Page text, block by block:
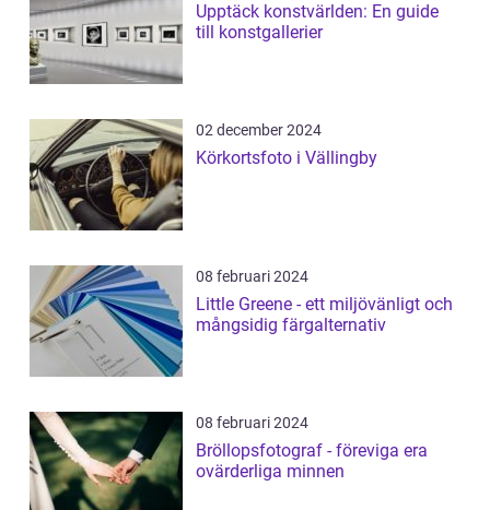
Upptäck konstvärlden: En guide
till konstgallerier
02 december 2024
Körkortsfoto i Vällingby
08 februari 2024
Little Greene - ett miljövänligt och
mångsidig färgalternativ
08 februari 2024
Bröllopsfotograf - föreviga era
ovärderliga minnen